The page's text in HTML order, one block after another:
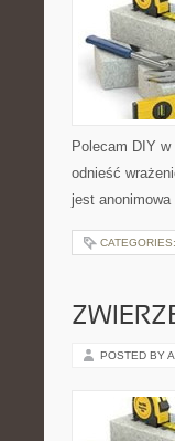
Polecam DIY
odnieść
jest
CATEGORIES:
POSTED BY